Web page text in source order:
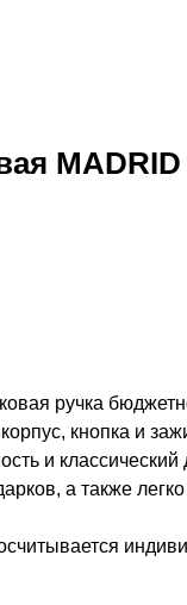
MADRID
ручка
кнопка и
и
а также